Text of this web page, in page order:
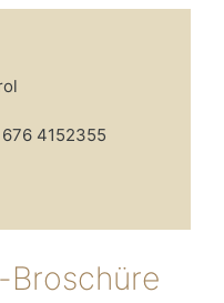
4152355
Broschüre